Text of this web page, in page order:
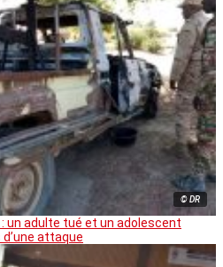
© DR
un adulte tué et un adolescent
attaque